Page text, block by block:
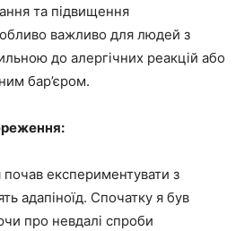
та підвищення
важливо для людей з
до алергічних реакцій або
бар’єром.
почав експериментувати з
адапіноїд. Спочатку я був
про невдалі спроби